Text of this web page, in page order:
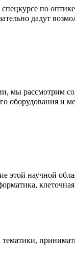
по
дадут
мы рассмотрим
оборудования и
научной